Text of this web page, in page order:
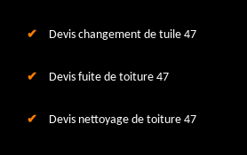
Devis changement de tuile 47
Devis fuite de toiture 47
Devis nettoyage de toiture 47